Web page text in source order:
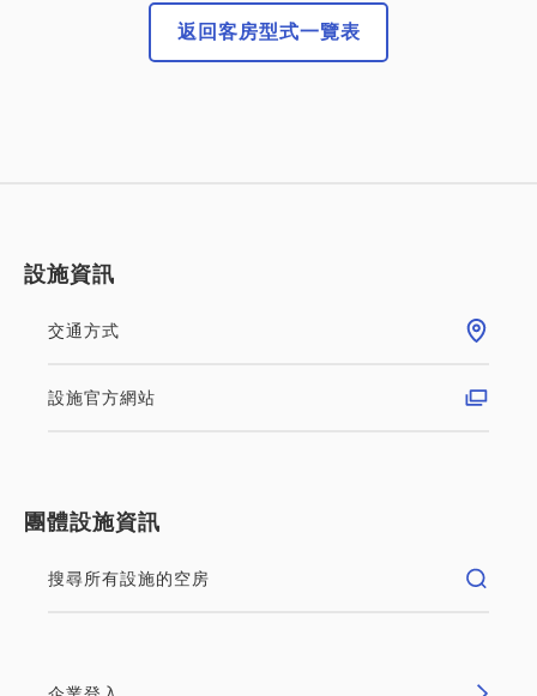
返回客房型式一覽表
設施資訊
交通方式
設施官方網站
團體設施資訊
搜尋所有設施的空房